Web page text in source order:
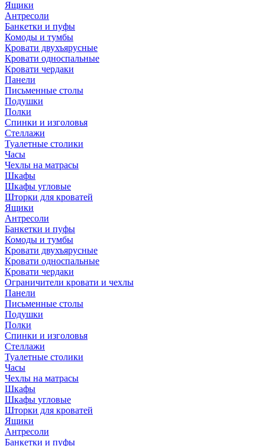
Ящики
Антресоли
Банкетки и пуфы
Комоды и тумбы
Кровати двухъярусные
Кровати односпальные
Кровати чердаки
Панели
Письменные столы
Подушки
Полки
Спинки и изголовья
Стеллажи
Туалетные столики
Часы
Чехлы на матрасы
Шкафы
Шкафы угловые
Шторки для кроватей
Ящики
Антресоли
Банкетки и пуфы
Комоды и тумбы
Кровати двухъярусные
Кровати односпальные
Кровати чердаки
Ограничители кровати и чехлы
Панели
Письменные столы
Подушки
Полки
Спинки и изголовья
Стеллажи
Туалетные столики
Часы
Чехлы на матрасы
Шкафы
Шкафы угловые
Шторки для кроватей
Ящики
Антресоли
Банкетки и пуфы